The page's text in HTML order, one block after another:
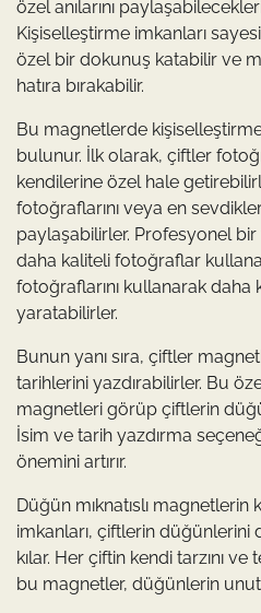
özel anılarını
Kişiselleştirme imkanları
özel bir dokunuş katabilir ve
hatıra bırakabilir.
Bu magnetlerde
bulunur. İlk olarak, çiftler
kendilerine özel hale
fotoğraflarını veya en
paylaşabilirler. Profesyonel bir
daha kaliteli fotoğraflar
fotoğraflarını kullanarak daha
yaratabilirler.
Bunun yanı sıra, çiftler
tarihlerini yazdırabilirler. Bu
magnetleri görüp çiftlerin
İsim ve tarih yazdırma
önemini artırır.
Düğün mıknatıslı
imkanları, çiftlerin düğünlerini
kılar. Her çiftin kendi tarzını
bu magnetler, düğünlerin